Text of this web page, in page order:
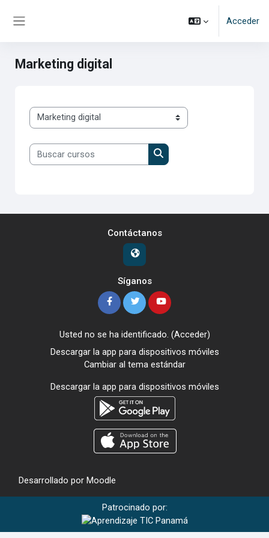
Acceder
Marketing digital
Categorías
Buscar cursos
Buscar cursos
Contáctanos
Síganos
Usted no se ha identificado. (Acceder)
Descargar la app para dispositivos móviles
Cambiar al tema estándar
Descargar la app para dispositivos móviles
Desarrollado por Moodle
Patrocinado por: